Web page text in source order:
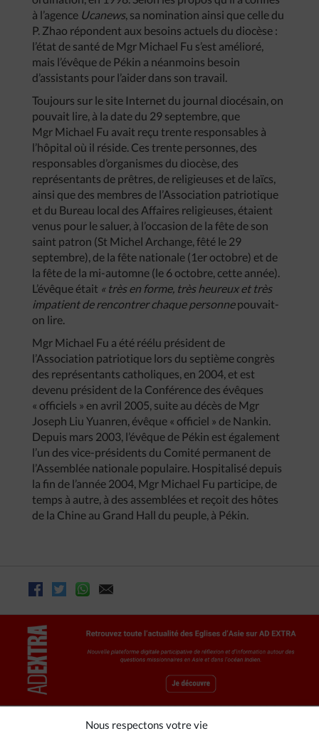
Nous respectons votre vie
à l’agence Ucanews, sa nomination ainsi que celle du
P. Zhao répondent aux besoins actuels du diocèse :
l’état de santé de Mgr Michael Fu s’est amélioré,
mais l’évêque de Pékin a néanmoins besoin
d’assistants pour l’aider dans son travail.
Toujours sur le site Internet du journal diocésain, on
pouvait lire, à la date du 29 septembre, que
Mgr Michael Fu avait reçu trente responsables à
l’hôpital où il réside. Ces trente personnes, des
responsables d’organismes du diocèse, des
représentants de prêtres, de religieuses et de laïcs,
ainsi que des membres de l’Association patriotique
et du Bureau local des Affaires religieuses, étaient
venus pour le saluer, à l’occasion de la fête de son
saint patron (St Michel Archange, fêté le 29
septembre), de la fête nationale (1er octobre) et de
la fête de la mi-automne (le 6 octobre, cette année).
L’évêque était « très en forme, très heureux et très
impatient de rencontrer chaque personnepouvait-
on lire.
Mgr Michael Fu a été réélu président de
l’Association patriotique lors du septième congrès
des représentants catholiques, en 2004, et est
devenu président de la Conférence des évêques
« officiels » en avril 2005, suite au décès de Mgr
Joseph Liu Yuanren, évêque « officiel » de Nankin.
Depuis mars 2003, l’évêque de Pékin est également
l’un des vice-présidents du Comité permanent de
l’Assemblée nationale populaire. Hospitalisé depuis
la fin de l’année 2004, Mgr Michael Fu participe, de
temps à autre, à des assemblées et reçoit des hôtes
de la Chine au Grand Hall du peuple, à Pékin.